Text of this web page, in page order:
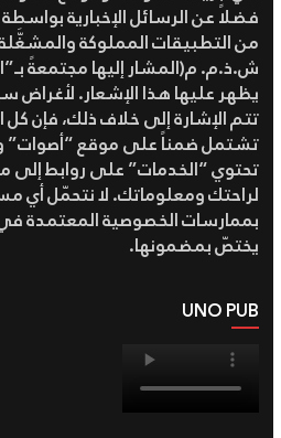
فضلاً عن الرسائل الإخبارية
من التطبيقات المملوكة
ش.ذ.م. م(المشار إليها مجتمعةً
يظهر عليها هذا الإشعار. لأغراض
تتم الإشارة إلى خلاف ذلك، فإن كل
تشتمل ضمناً على موقع “أصوات”
تحتوي “الخدمات” على روابط إلى
لراحتك ومعلوماتك. لا نتحمّل أي
بممارسات الخصوصية المعتمدة
يختصّ بمضمونها.
UNO PUB